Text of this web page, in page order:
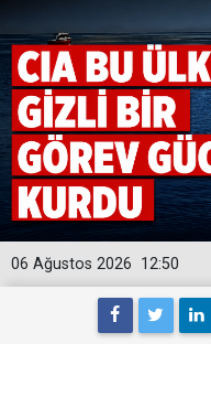
12:50
06 Ağustos 2026